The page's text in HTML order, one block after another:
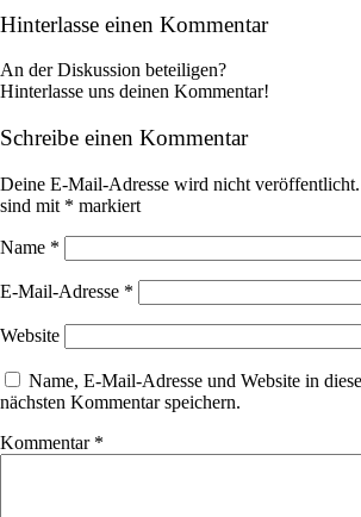
Hinterlasse einen Kommentar
An der Diskussion beteiligen?
Hinterlasse uns deinen Kommentar!
Schreibe einen Kommentar
Deine E-Mail-Adresse wird nicht veröffentlicht.
sind mit * markiert
Name *
E-Mail-Adresse *
Website
Name, E-Mail-Adresse und Website in
nächsten Kommentar speichern.
Kommentar *